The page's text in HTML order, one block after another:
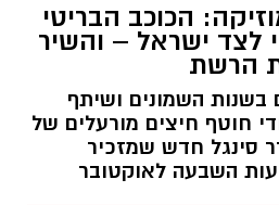
הכוכב הבריטי
לצד ישראל – והשיר
הרשת
בשנות השמונים ושיתף
חוטף חיצים מורעלים של
סינגל חדש שמזכיר
השבעה לאוקטובר